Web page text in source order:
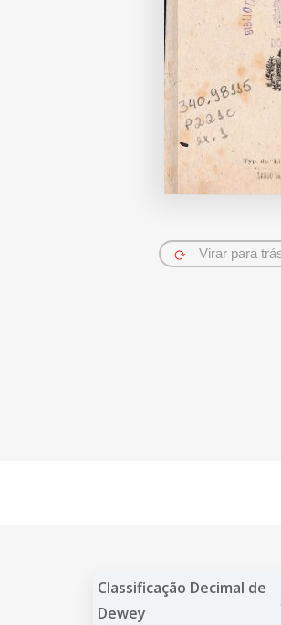
Virar para
Classificação Decimal de
Dewey